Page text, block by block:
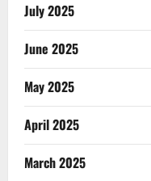
July 2025
June 2025
May 2025
April 2025
March 2025